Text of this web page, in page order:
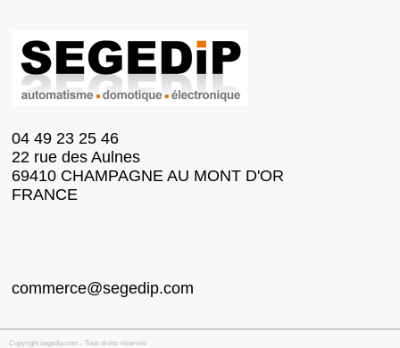
04 49 23 25 46
22 rue des Aulnes
69410 CHAMPAGNE AU MONT D'OR
FRANCE
commerce@segedip.com
Copyright segedip.com - Tous droits réservés